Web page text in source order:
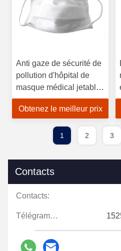
Anti gaze de sécurité de
pollution d'hôpital de
masque médical jetable
sain de visage
Obtenez le meilleur prix
1 2 3
Contacts
Contacts:
Télégramme: